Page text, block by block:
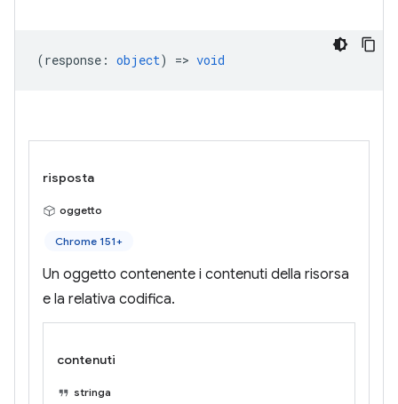
(response : object) => void
risposta
oggetto
Chrome 151+
Un oggetto contenente i contenuti della risorsa
e la relativa codifica.
contenuti
stringa